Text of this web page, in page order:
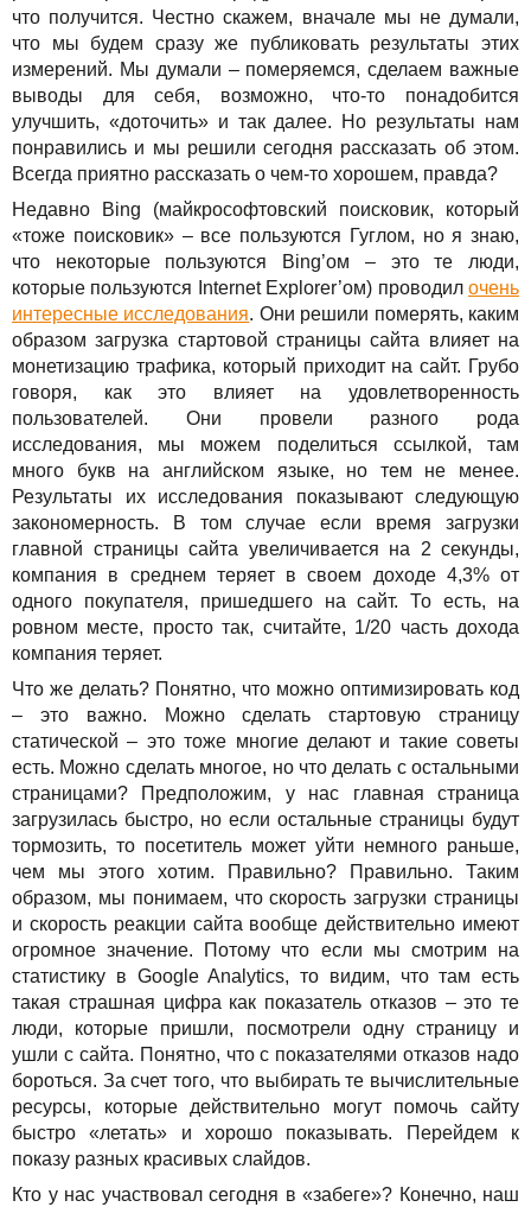
что получится. Честно скажем, вначале мы не думали,
что мы будем сразу же публиковать результаты этих
измерений. Мы думали – померяемся, сделаем важные
выводы для себя, возможно, что-то понадобится
улучшить, «доточить» и так далее. Но результаты нам
понравились и мы решили сегодня рассказать об этом.
Всегда приятно рассказать о чем-то хорошем, правда?
Недавно Bing (майкрософтовский поисковик, который
«тоже поисковик» – все пользуются Гуглом, но я знаю,
что некоторые пользуются Bing’ом – это те люди,
которые пользуются Internet Explorer’ом) проводил очень
интересные исследования. Они решили померять, каким
образом загрузка стартовой страницы сайта влияет на
монетизацию трафика, который приходит на сайт. Грубо
говоря, как это влияет на удовлетворенность
пользователей. Они провели разного рода
исследования, мы можем поделиться ссылкой, там
много букв на английском языке, но тем не менее.
Результаты их исследования показывают следующую
закономерность. В том случае если время загрузки
главной страницы сайта увеличивается на 2 секунды,
компания в среднем теряет в своем доходе 4,3% от
одного покупателя, пришедшего на сайт. То есть, на
ровном месте, просто так, считайте, 1/20 часть дохода
компания теряет.
Что же делать? Понятно, что можно оптимизировать код
– это важно. Можно сделать стартовую страницу
статической – это тоже многие делают и такие советы
есть. Можно сделать многое, но что делать с остальными
страницами? Предположим, у нас главная страница
загрузилась быстро, но если остальные страницы будут
тормозить, то посетитель может уйти немного раньше,
чем мы этого хотим. Правильно? Правильно. Таким
образом, мы понимаем, что скорость загрузки страницы
и скорость реакции сайта вообще действительно имеют
огромное значение. Потому что если мы смотрим на
статистику в Google Analytics, то видим, что там есть
такая страшная цифра как показатель отказов – это те
люди, которые пришли, посмотрели одну страницу и
ушли с сайта. Понятно, что с показателями отказов надо
бороться. За счет того, что выбирать те вычислительные
ресурсы, которые действительно могут помочь сайту
быстро «летать» и хорошо показывать. Перейдем к
показу разных красивых слайдов.
Кто у нас участвовал сегодня в «забеге»? Конечно, наш